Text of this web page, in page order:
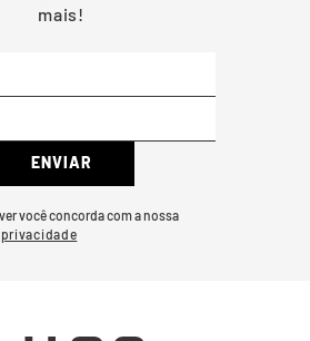
mais!
ENVIAR
você concorda com a nossa